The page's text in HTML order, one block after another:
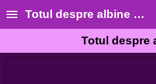
Totul despre albine -
Totul despre